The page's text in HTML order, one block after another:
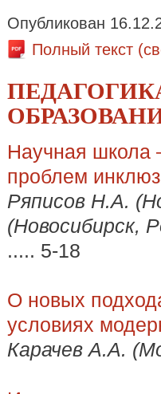
Опубликован
Полный текст
Научная школа
проблем
Ряписов Н.А.
(Новосибирск,
..... 5-18
О новых
условиях
Карачев А.А.